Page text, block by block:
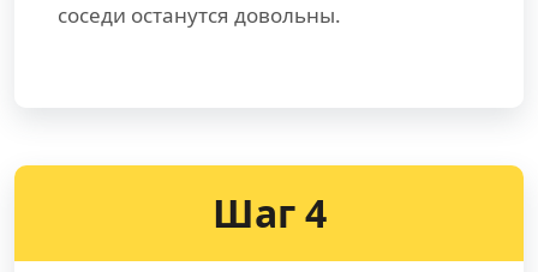
соседи останутся довольны.
Шаг 4